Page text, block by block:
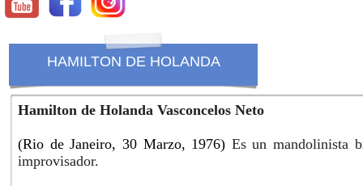
Hamilton de Holanda Vasconcelos Neto
(Rio de Janeiro, 30 Marzo, 1976) Es un mandolinista
improvisador.
HAMILTON DE HOLANDA